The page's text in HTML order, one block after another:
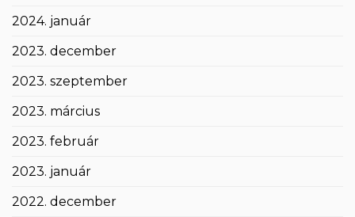
2024. január
2023. december
2023. szeptember
2023. március
2023. február
2023. január
2022. december